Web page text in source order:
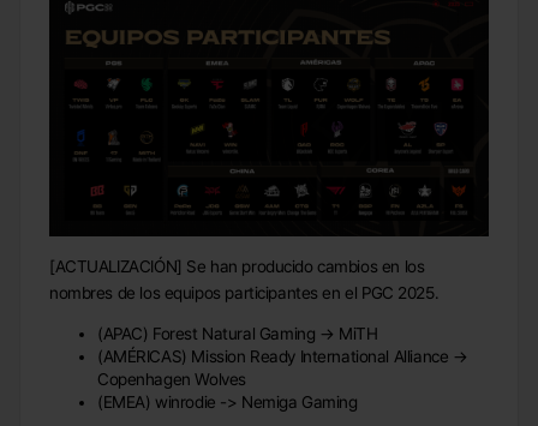
[ACTUALIZACIÓN] Se han producido cambios en los
nombres de los equipos participantes en el PGC 2025.
(APAC) Forest Natural Gaming → MiTH
(AMÉRICAS) Mission Ready International Alliance →
Copenhagen Wolves
(EMEA) winrodie -> Nemiga Gaming